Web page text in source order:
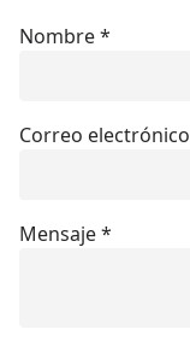
Nombre*
Correo electrónico
Mensaje*